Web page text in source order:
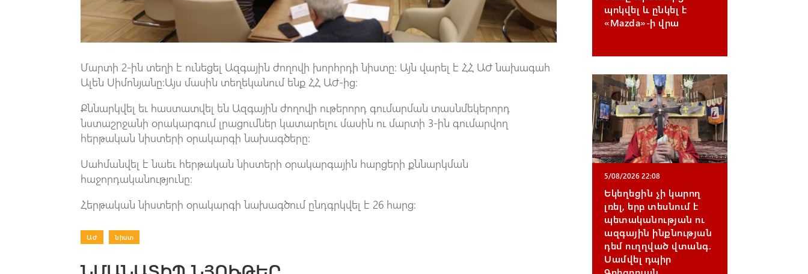
Մարտի 2-ին տեղի է ունեցել Ազգային ժողովի խորհրդի նիստը: Այն վարել է ՀՀ ԱԺ նախագահ
Ալեն Սիմոնյանը:Այս մասին տեղեկանում ենք ՀՀ ԱԺ-ից։
Քննարկվել եւ հաստատվել են Ազգային ժողովի ութերորդ գումարման տասնմեկերորդ
նստաշրջանի օրակարգում լրացումներ կատարելու մասին ու մարտի 3-ին գումարվող
հերթական նիստերի օրակարգի նախագծերը:
Սահմանվել է նաեւ հերթական նիստերի օրակարգային հարցերի քննարկման
հաջորդականությունը:
Հերթական նիստերի օրակարգի նախագծում ընդգրկվել է 26 հարց:
ԱԺ նիստ
պոկվել և ընկել է
«Mazda»-ի վրա
5/08/2026 22:08
Եկեղեցին չի կարող
լռել, երբ տեսնում է
պետականության ու
ազգային ինքնության
դեմ ուղղված վտանգ.
Սամվել դպիր